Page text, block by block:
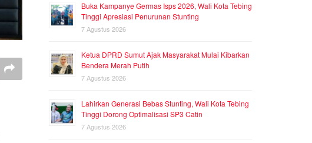
Buka Kampanye Germas Isps 2026, Wali Kota Tebing
Tinggi Apresiasi Penurunan Stunting
7 Agustus 2026
Ketua DPRD Sumut Ajak Masyarakat Mulai Kibarkan
Bendera Merah Putih
7 Agustus 2026
Lahirkan Generasi Bebas Stunting, Wali Kota Tebing
Tinggi Dorong Optimalisasi SP3 Catin
7 Agustus 2026